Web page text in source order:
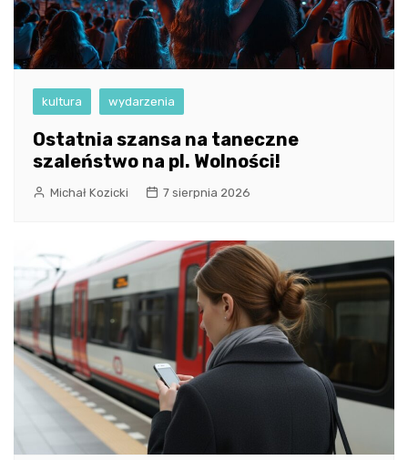
kultura wydarzenia
Ostatnia szansa na taneczne
szaleństwo na pl. Wolności!
Michał Kozicki 7 sierpnia 2026